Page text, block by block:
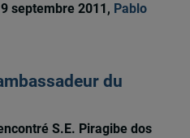
septembre 2011, Pablo
du
S.E. Piragibe dos